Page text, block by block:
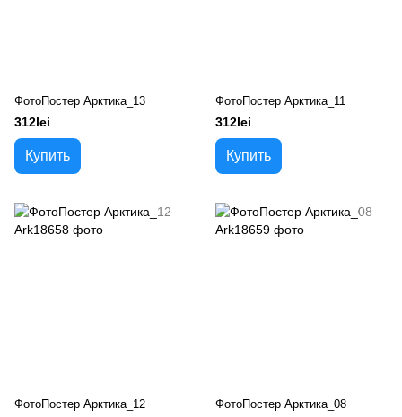
ФотоПостер Арктика_13
312lei
Купить
ФотоПостер Арктика_11
312lei
Купить
ФотоПостер Арктика_12 ФотоПостер Арктика_08